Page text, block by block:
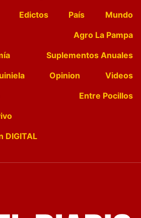
Edictos País
Mundo
Agro La Pampa
Suplementos Anuales
Opinion
Videos
Entre Pocillos
DIGITAL